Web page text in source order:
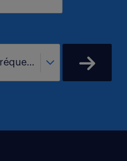
- sélectionner une fréquence -